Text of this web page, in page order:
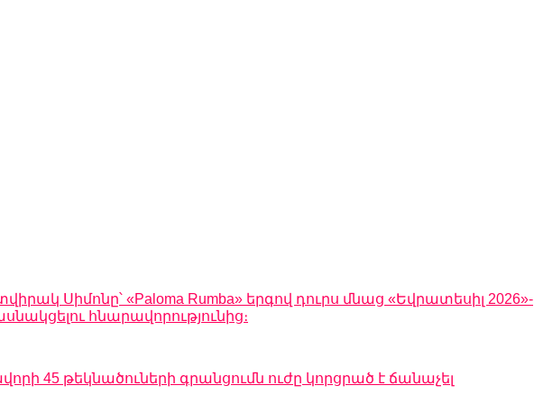
Սիմոնը՝ «Paloma Rumba» երգով դուրս մնաց «Եվրատեսիլ 2026»-
հնարավորությունից։
45 թեկնածուների գրանցումն ուժը կորցրած է ճանաչել